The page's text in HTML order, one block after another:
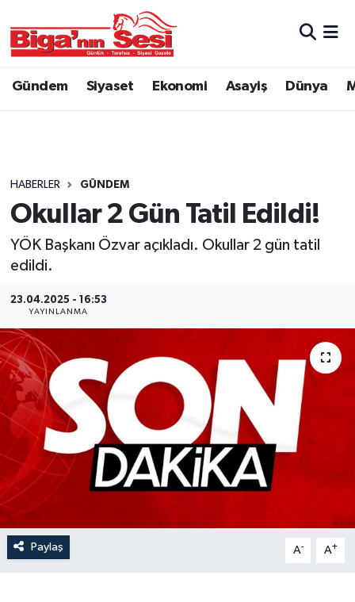
Gündem Siyaset Ekonomi Asayiş Dünya
HABERLER GÜNDEM
Okullar 2 Gün Tatil Edildi!
YÖK Başkanı Özvar açıkladı. Okullar 2 gün tatil
edildi.
23.04.2025 - 16:53
YAYINLANMA
Paylaş A- A+
Asayiş
Belediye
Dünya
Eğitim
Ekonomi
Genel
Gündem
Hava Durumu
İlan
Magazin
Çanakkale Hava Durumu
Tüm Manşetler
Son Dakika Haberleri
Haber Arşivi